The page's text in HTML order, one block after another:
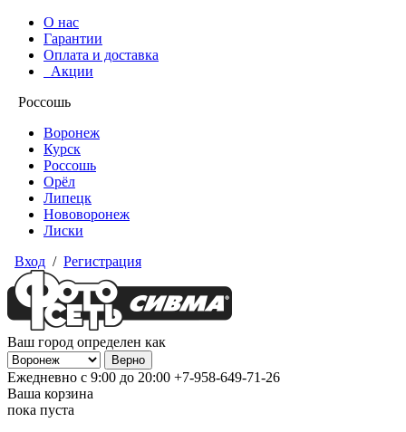
О нас
Гарантии
Оплата и доставка
Акции
Россошь
Воронеж
Курск
Россошь
Орёл
Липецк
Нововоронеж
Лиски
Вход / Регистрация
Ваш город определен как
Ежедневно с 9:00 до 20:00 +7-958-649-71-26
Ваша корзина
пока пуста